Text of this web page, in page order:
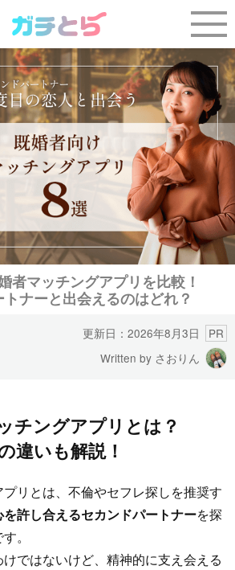
者マッチングアプリを比較！
ナーと出会えるのはどれ？
更新日：2026年8月3日
PR
Written by さおりん
チングアプリとは？
違いも解説！
リとは、不倫やセフレ探しを推奨す
を許し合えるセカンドパートナーを探
。
けではないけど、精神的に支え会える